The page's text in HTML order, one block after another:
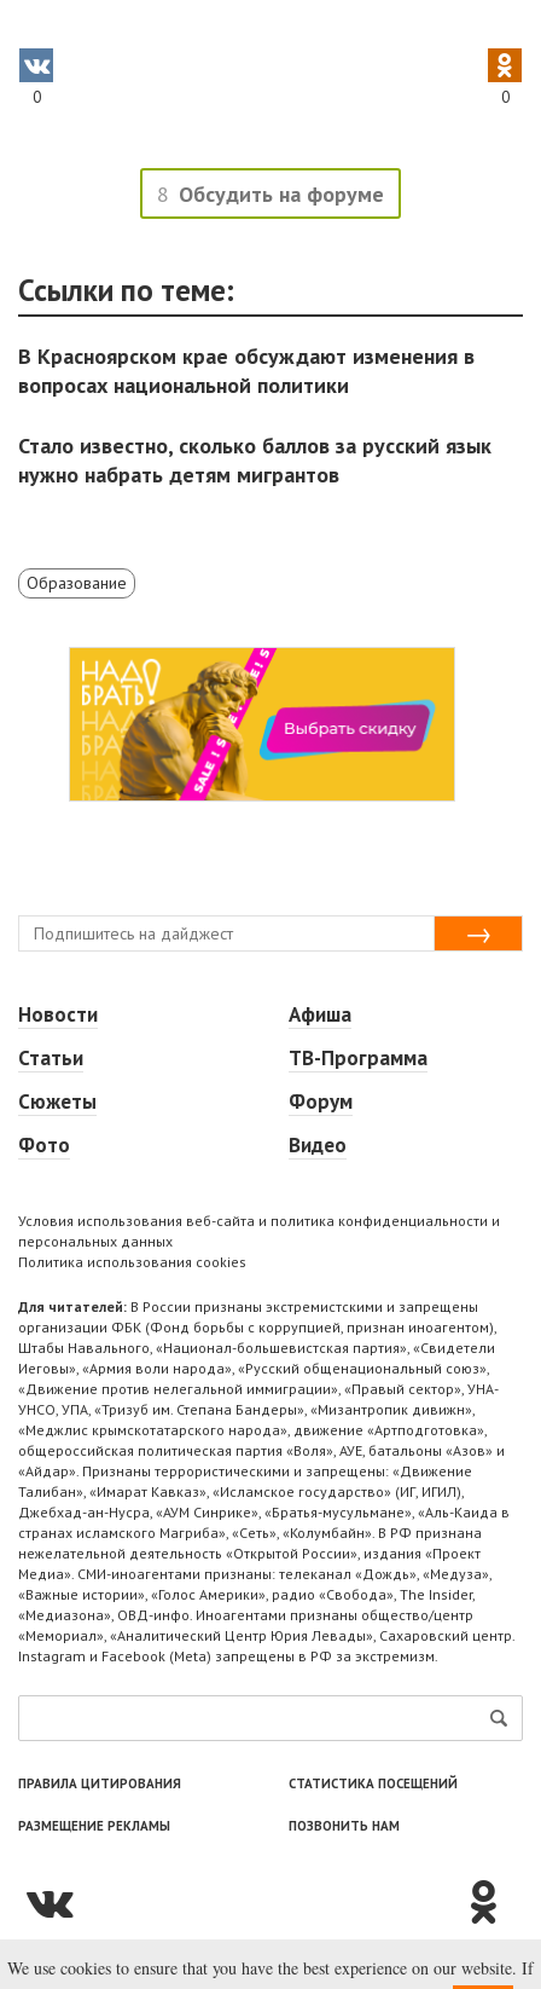
0 0
8 Обсудить на форуме
Ссылки по теме:
В Красноярском крае обсуждают изменения в
вопросах национальной политики
Стало известно, сколько баллов за русский язык
нужно набрать детям мигрантов
Образование
Новости
Статьи
Сюжеты
Фото
Афиша
ТВ-Программа
Форум
Видео
Условия использования веб-сайта и политика конфиденциальности и
персональных данных
Политика использования cookies
Для читателей: В России признаны экстремистскими и запрещены
организации ФБК (Фонд борьбы с коррупцией, признан иноагентом),
Штабы Навального, «Национал-большевистская партия», «Свидетели
Иеговы», «Армия воли народа», «Русский общенациональный союз»,
«Движение против нелегальной иммиграции», «Правый сектор», УНА-
УНСО, УПА, «Тризуб им. Степана Бандеры», «Мизантропик дивижн»,
«Меджлис крымскотатарского народа», движение «Артподготовка»,
общероссийская политическая партия «Воля», АУЕ, батальоны «Азов» и
«Айдар». Признаны террористическими и запрещены: «Движение
Талибан», «Имарат Кавказ», «Исламское государство» (ИГ, ИГИЛ),
Джебхад-ан-Нусра, «АУМ Синрике», «Братья-мусульмане», «Аль-Каида в
странах исламского Магриба», «Сеть», «Колумбайн». В РФ признана
нежелательной деятельность «Открытой России», издания «Проект
Медиа». СМИ-иноагентами признаны: телеканал «Дождь», «Медуза»,
«Важные истории», «Голос Америки», радио «Свобода», The Insider,
«Медиазона», ОВД-инфо. Иноагентами признаны общество/центр
«Мемориал», «Аналитический Центр Юрия Левады», Сахаровский центр.
Instagram и Facebook (Metа) запрещены в РФ за экстремизм.
ПРАВИЛА ЦИТИРОВАНИЯ СТАТИСТИКА ПОСЕЩЕНИЙ
РАЗМЕЩЕНИЕ РЕКЛАМЫ ПОЗВОНИТЬ НАМ
© ООО «Лаборатория Новоcтей», 2003—2026.
We use cookies to ensure that you have the best experience on our website. If